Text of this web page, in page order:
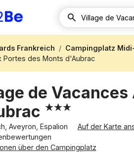
Frankreich Campingplatz
Portes des Monts d'Aubrac
de
Aveyron, Espalion
Auf der Karte
über den Campingplatz